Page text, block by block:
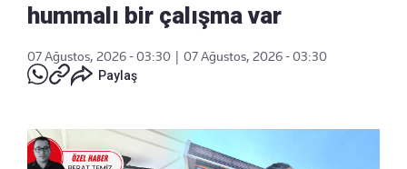
hummalı bir çalışma var
07 Ağustos, 2026 - 03:30
07 Ağustos, 2026 - 03:30
Paylaş